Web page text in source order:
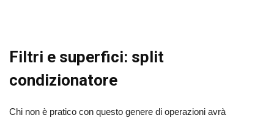
Filtri e superfici: split
condizionatore
Chi non è pratico con questo genere di operazioni avrà